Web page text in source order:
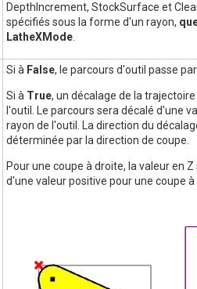
DepthIncrement, StockSurface et
spécifiés sous la forme d'un rayon,
LatheXMode
Si à False, le parcours d'outil passe
Si à True, un décalage de la
l'outil. Le parcours sera décalé d'une
rayon de l'outil. La direction du
déterminée par la direction de coupe.
Pour une coupe à droite, la valeur en
d'une valeur positive pour une coupe à